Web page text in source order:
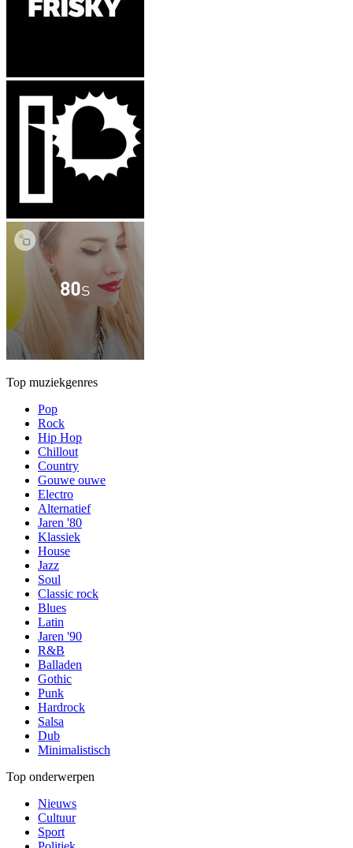
Top muziekgenres
Pop
Rock
Hip Hop
Chillout
Country
Gouwe ouwe
Electro
Alternatief
Jaren '80
Klassiek
House
Jazz
Soul
Classic rock
Blues
Latin
Jaren '90
R&B
Balladen
Gothic
Punk
Hardrock
Salsa
Dub
Minimalistisch
Top onderwerpen
Nieuws
Cultuur
Sport